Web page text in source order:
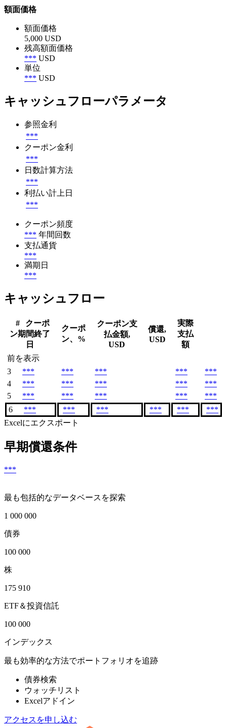
額面価格
額面価格
5,000 USD
残高額面価格
*** USD
単位
*** USD
キャッシュフローパラメータ
参照金利
***
クーポン金利
***
日数計算方法
***
利払い計上日
***
クーポン頻度
*** 年間回数
支払通貨
***
満期日
***
キャッシュフロー
#
クーポ
ン期間終了
日
クーポ
ン、%
クーポン支
払金額,
USD
償還,
USD
実際
支払
額
前を表示
3
*** *** *** ***
***
4
*** *** *** ***
***
5
*** *** *** ***
***
6
*** *** *** *** ***
***
Excelにエクスポート
早期償還条件
***
最も包括的なデータベースを探索
1 000 000
債券
100 000
株
175 910
ETF＆投資信託
100 000
インデックス
最も効率的な方法でポートフォリオを追跡
債券検索
ウォッチリスト
Excelアドイン
アクセスを申し込む